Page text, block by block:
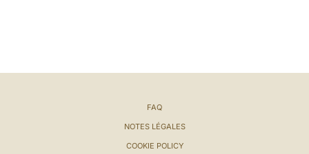
FAQ
NOTES LÉGALES
COOKIE POLICY